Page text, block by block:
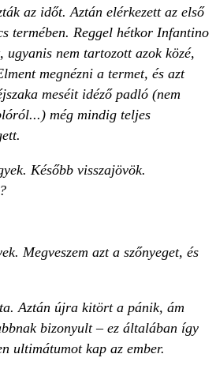
az időt. Aztán elérkezett az első
termében. Reggel hétkor Infantino
nem tartozott azok közé,
megnézni a termet, és azt
meséit idéző padló (nem
még mindig teljes
Később visszajövök.
Megveszem azt a szőnyeget, és
Aztán újra kitört a pánik, ám
bizonyult – ez általában így
ultimátumot kap az ember.